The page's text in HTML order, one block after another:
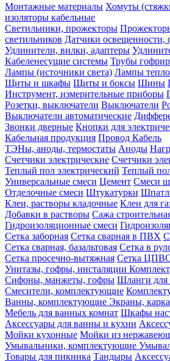
Монтажные материалы Хомуты
изоляторы кабельные
Светильники, прожекторы
светильников Датчики освещенности,
Удлинители, вилки, адаптеры
Кабеленесущие системы Трубы
Лампы (источники света) Лампы
Щиты и шкафы Щиты и боксы Шины
Инструмент, измерительные приборы
Розетки, выключатели Выключатели
Выключатели автоматические
Звонки дверные Кнопки для
Кабельная продукция Провод Кабель
ТЭНы, аноды, термостаты Аноды
Счетчики электрические Счетчики
Теплый пол электрический Теплый
Универсальные смеси Цемент Смеси
Отделочные смеси Штукатурки
Клеи, растворы кладочные Клеи для
Добавки в растворы Сажа
Гидроизоляционные смеси
Сетка заборная Сетка сварная в ПВХ
Сетка сварная, базальтовая Сетка в
Сетка просечно-вытяжная Сетка
Унитазы, гофры, инсталяции
Сифоны, манжеты, гофры Шланги для
Смесители, комплектующие
Ванны, комплектующие Экраны,
Мебель для ванных комнат Шкафы
Аксессуары для ванны и кухни
Мойки кухонные Мойки из
Умывальники, комплектующие
Товары для пикника Тандыры